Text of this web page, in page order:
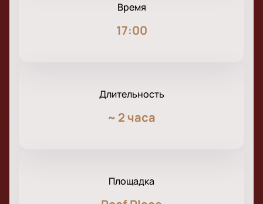
Время
17:00
Длительность
~ 2 часа
Площадка